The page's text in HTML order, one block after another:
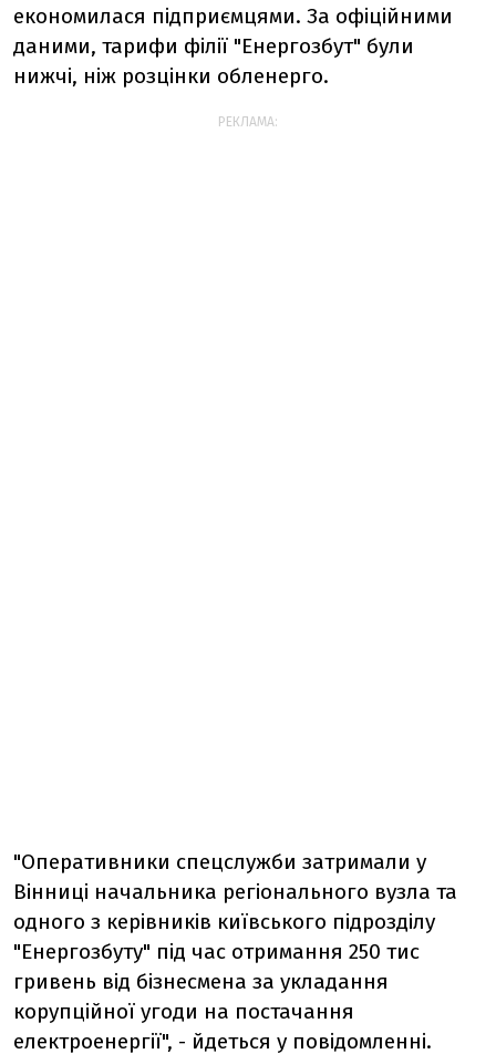
економилася підприємцями. За офіційними
даними, тарифи філії "Енергозбут" були
нижчі, ніж розцінки обленерго.
РЕКЛАМА:
"Оперативники спецслужби затримали у
Вінниці начальника регіонального вузла та
одного з керівників київського підрозділу
"Енергозбуту" під час отримання 250 тис
гривень від бізнесмена за укладання
корупційної угоди на постачання
електроенергії", - йдеться у повідомленні.